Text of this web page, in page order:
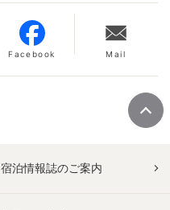
Facebook Mail
宿泊情報誌のご案内